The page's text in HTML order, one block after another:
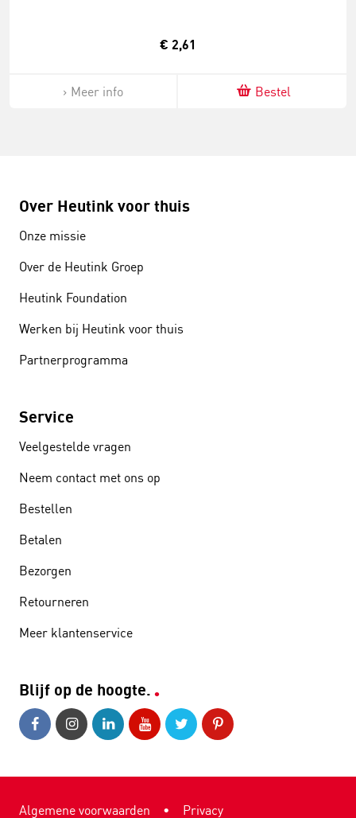
€ 2,61
Meer info Bestel
Over Heutink voor thuis
Onze missie
Over de Heutink Groep
Heutink Foundation
Werken bij Heutink voor thuis
Partnerprogramma
Service
Veelgestelde vragen
Neem contact met ons op
Bestellen
Betalen
Bezorgen
Retourneren
Meer klantenservice
Blijf op de hoogte.
Algemene voorwaarden • Privacy